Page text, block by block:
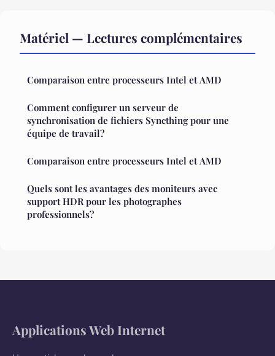
Matériel — Lectures complémentaires
Comparaison entre processeurs Intel et AMD
Comment configurer un serveur de
synchronisation de fichiers Syncthing pour une
équipe de travail?
Comparaison entre processeurs Intel et AMD
Quels sont les avantages des moniteurs avec
support HDR pour les photographes
professionnels?
Applications Web Internet